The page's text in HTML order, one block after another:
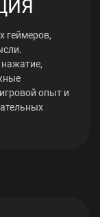
геймеров,
опыт и